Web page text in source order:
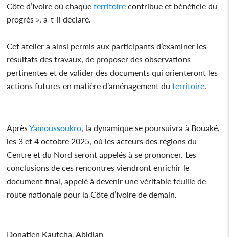
Côte d’Ivoire où chaqueterritoire contribue et bénéficie du
progrès », a-t-il déclaré.
Cet atelier a ainsi permis aux participants d’examiner les
résultats des travaux, de proposer des observations
pertinentes et de valider des documents qui orienteront les
actions futures en matière d’aménagement duterritoire.
AprèsYamoussoukro, la dynamique se poursuivra à Bouaké,
les 3 et 4 octobre 2025, où les acteurs des régions du
Centre et du Nord seront appelés à se prononcer. Les
conclusions de ces rencontres viendront enrichir le
document final, appelé à devenir une véritable feuille de
route nationale pour la Côte d’Ivoire de demain.
Donatien Kautcha, Abidjan